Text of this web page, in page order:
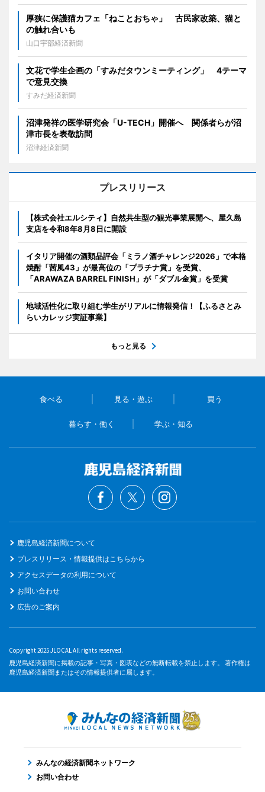
厚狭に保護猫カフェ「ねことおちゃ」 古民家改築、猫と
の触れ合いも
山口宇部経済新聞
文花で学生企画の「すみだタウンミーティング」 4テーマ
で意見交換
すみだ経済新聞
沼津発祥の医学研究会「U-TECH」開催へ 関係者らが沼
津市長を表敬訪問
沼津経済新聞
プレスリリース
【株式会社エルシティ】自然共生型の観光事業展開へ、屋久島
支店を令和8年8月8日に開設
イタリア開催の酒類品評会「ミラノ酒チャレンジ2026」で本格
焼酎「茜風43」が最高位の「プラチナ賞」を受賞、
「ARAWAZA BARREL FINISH」が「ダブル金賞」を受賞
地域活性化に取り組む学生がリアルに情報発信！【ふるさとみ
らいカレッジ実証事業】
もっと見る
食べる 見る・遊ぶ 買う
暮らす・働く 学ぶ・知る
鹿児島経済新聞について
プレスリリース・情報提供はこちらから
アクセスデータの利用について
お問い合わせ
広告のご案内
Copyright 2025 JLOCAL All rights reserved.
鹿児島経済新聞に掲載の記事・写真・図表などの無断転載を禁止します。 著作権は
鹿児島経済新聞またはその情報提供者に属します。
みんなの経済新聞ネットワーク
お問い合わせ